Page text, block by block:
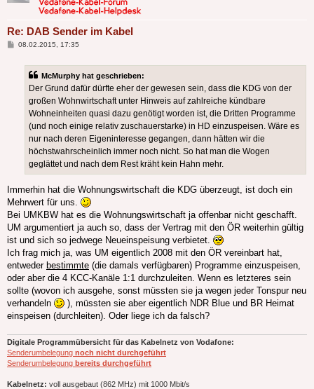
Re: DAB Sender im Kabel
Beitrag
08.02.2015, 17:35
McMurphy hat geschrieben:
Der Grund dafür dürfte eher der gewesen sein, dass die KDG von der
großen Wohnwirtschaft unter Hinweis auf zahlreiche kündbare
Wohneinheiten quasi dazu genötigt worden ist, die Dritten Programme
(und noch einige relativ zuschauerstarke) in HD einzuspeisen. Wäre es
nur nach deren Eigeninteresse gegangen, dann hätten wir die
höchstwahrscheinlich immer noch nicht. So hat man die Wogen
geglättet und nach dem Rest kräht kein Hahn mehr.
Immerhin hat die Wohnungswirtschaft die KDG überzeugt, ist doch ein
Mehrwert für uns.
Bei UMKBW hat es die Wohnungswirtschaft ja offenbar nicht geschafft.
UM argumentiert ja auch so, dass der Vertrag mit den ÖR weiterhin gültig
ist und sich so jedwege Neueinspeisung verbietet.
Ich frag mich ja, was UM eigentlich 2008 mit den ÖR vereinbart hat,
entweder bestimmte (die damals verfügbaren) Programme einzuspeisen,
oder aber die 4 KCC-Kanäle 1:1 durchzuleiten. Wenn es letzteres sein
sollte (wovon ich ausgehe, sonst müssten sie ja wegen jeder Tonspur neu
verhandeln
), müssten sie aber eigentlich NDR Blue und BR Heimat
einspeisen (durchleiten). Oder liege ich da falsch?
Digitale Programmübersicht für das Kabelnetz von Vodafone:
Senderumbelegung noch nicht durchgeführt
Senderumbelegung bereits durchgeführt
Kabelnetz: voll ausgebaut (862 MHz) mit 1000 Mbit/s